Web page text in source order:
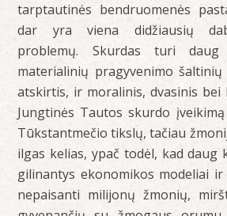
tarptautinės bendruomenės
dar yra viena didžiausių
problemų. Skurdas turi
materialinių pragyvenimo
atskirtis, ir moralinis, dvasinis bei
Jungtinės Tautos skurdo
Tūkstantmečio tikslų, tačiau
ilgas kelias, ypač todėl, kad daug
gilinantys ekonomikos modeliai
nepaisanti milijonų žmonių,